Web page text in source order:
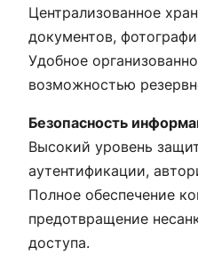
Централизованное
документов,
Удобное
возможностью
Безопасность
Высокий уровень
аутентификации,
Полное обеспечение
предотвращение
доступа.